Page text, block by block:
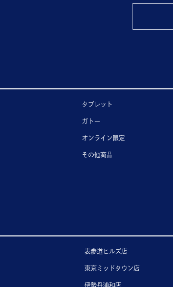
タブレット
ガトー
オンライン限定
その他商品
表参道ヒルズ店
東京ミッドタウン店
伊勢丹浦和店